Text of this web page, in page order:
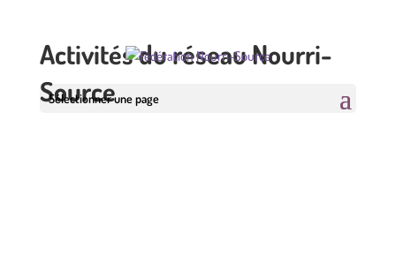
Sélectionner une page
Activités du réseau Nourri-
Source